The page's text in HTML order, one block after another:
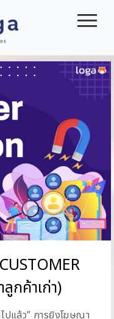
|||
กค้าเก่า)
ปแล้ว” การยิงโฆษณา